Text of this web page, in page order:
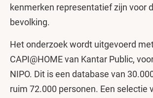
kenmerken representatief zijn voor
bevolking.
Het onderzoek wordt uitgevoerd
CAPI@HOME van Kantar Public,
NIPO. Dit is een database van
ruim 72.000 personen. Een selectie